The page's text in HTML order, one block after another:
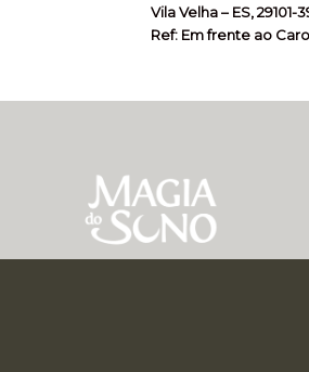
Vila Velha – ES, 29101-
Ref: Em frente ao